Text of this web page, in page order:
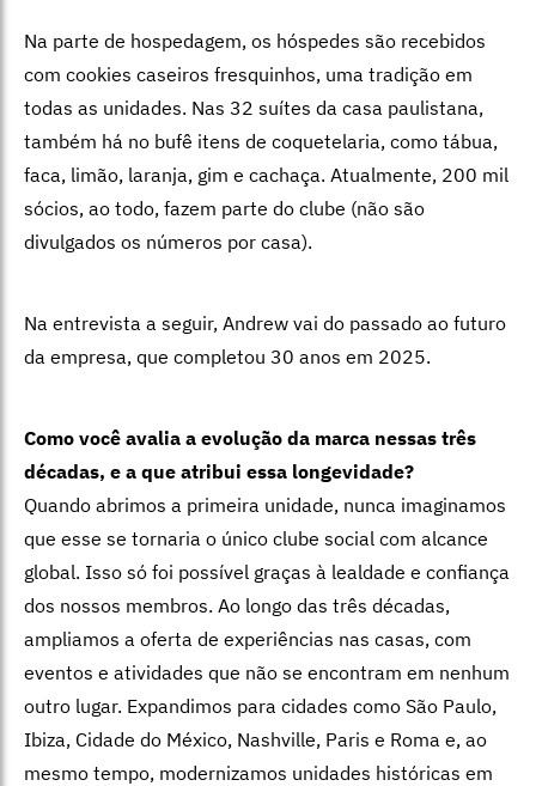
Na parte de hospedagem, os hóspedes são recebidos
com cookies caseiros fresquinhos, uma tradição em
todas as unidades. Nas 32 suítes da casa paulistana,
também há no bufê itens de coquetelaria, como tábua,
faca, limão, laranja, gim e cachaça. Atualmente, 200 mil
sócios, ao todo, fazem parte do clube (não são
divulgados os números por casa).
Na entrevista a seguir, Andrew vai do passado ao futuro
da empresa, que completou 30 anos em 2025.
Como você avalia a evolução da marca nessas três
décadas, e a que atribui essa longevidade?
Quando abrimos a primeira unidade, nunca imaginamos
que esse se tornaria o único clube social com alcance
global. Isso só foi possível graças à lealdade e confiança
dos nossos membros. Ao longo das três décadas,
ampliamos a oferta de experiências nas casas, com
eventos e atividades que não se encontram em nenhum
outro lugar. Expandimos para cidades como São Paulo,
Ibiza, Cidade do México, Nashville, Paris e Roma e, ao
mesmo tempo, modernizamos unidades históricas em